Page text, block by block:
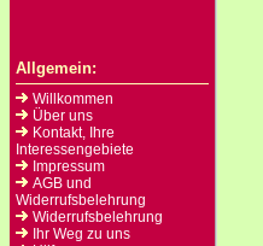
Allgemein:
Willkommen
Über uns
Kontakt, Ihre
Interessengebiete
Impressum
AGB und
Widerrufsbelehrung
Widerrufsbelehrung
Ihr Weg zu uns